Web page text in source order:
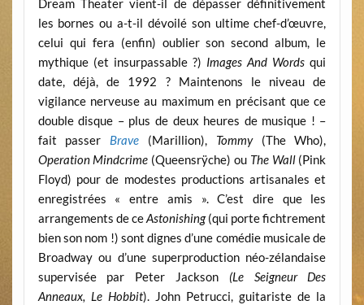
Dream Theater vient-il de dépasser définitivement
les bornes ou a-t-il dévoilé son ultime chef-d’œuvre,
celui qui fera (enfin) oublier son second album, le
mythique (et insurpassable ?) Images And Words qui
date, déjà, de 1992 ? Maintenons le niveau de
vigilance nerveuse au maximum en précisant que ce
double disque – plus de deux heures de musique ! –
fait passer Brave (Marillion), Tommy(The Who),
Operation Mindcrime (Queensrÿche) ou The Wall(Pink
Floyd) pour de modestes productions artisanales et
enregistrées « entre amis ». C’est dire que les
arrangements de ceAstonishing(qui porte fichtrement
bien son nom !) sont dignes d’une comédie musicale de
Broadway ou d’une superproduction néo-zélandaise
supervisée par Peter Jackson (Le Seigneur Des
Anneaux, Le Hobbit). John Petrucci, guitariste de la